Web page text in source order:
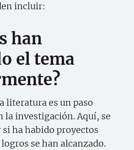
incluir:
han
el tema
literatura es un paso
la investigación. Aquí, se
ha habido proyectos
se han alcanzado.